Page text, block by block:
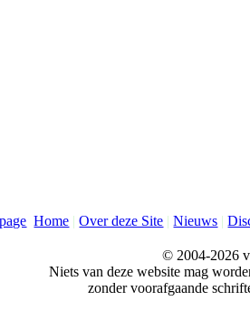
Home |Over deze Site |Nieuws |
© 2004-2026
Niets van deze website mag
zonder voorafgaande